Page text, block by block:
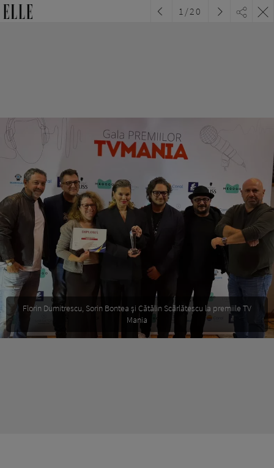
Florin Dumitrescu, Sorin Bontea și Cătălin Scărlătescu la premiile TV
Mania
1 /20